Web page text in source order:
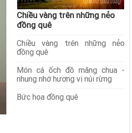
Chiều vàng trên những nẻo
đồng quê
Chiều vàng trên những nẻo
đồng quê
Món cá ốch đồ măng chua -
nhung nhớ hương vị núi rừng
Bức họa đồng quê